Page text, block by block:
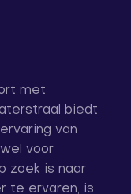
met
biedt
van
voor
zoek is naar
te ervaren, is